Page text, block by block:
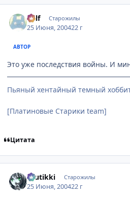
Ralf Старожилы
25 Июня, 200422 г
АВТОР
Это уже последствия войны. И
Пьяный хентайный темный
[Платиновые Старики team]
Цитата
tuutikki Старожилы
25 Июня, 200422 г